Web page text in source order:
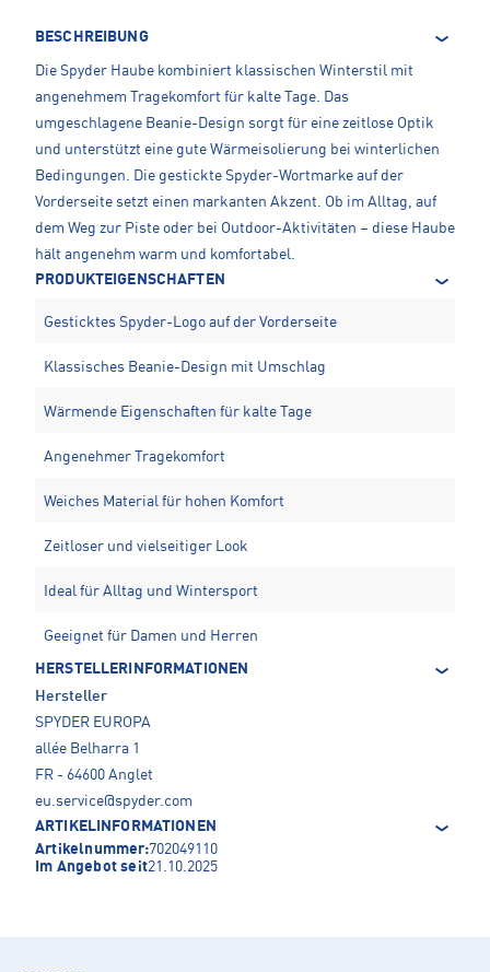
BESCHREIBUNG
Die Spyder Haube kombiniert klassischen Winterstil mit
angenehmem Tragekomfort für kalte Tage. Das
umgeschlagene Beanie-Design sorgt für eine zeitlose Optik
und unterstützt eine gute Wärmeisolierung bei winterlichen
Bedingungen. Die gestickte Spyder-Wortmarke auf der
Vorderseite setzt einen markanten Akzent. Ob im Alltag, auf
dem Weg zur Piste oder bei Outdoor-Aktivitäten – diese Haube
hält angenehm warm und komfortabel.
PRODUKTEIGENSCHAFTEN
Gesticktes Spyder-Logo auf der Vorderseite
Klassisches Beanie-Design mit Umschlag
Wärmende Eigenschaften für kalte Tage
Angenehmer Tragekomfort
Weiches Material für hohen Komfort
Zeitloser und vielseitiger Look
Ideal für Alltag und Wintersport
Geeignet für Damen und Herren
HERSTELLERINFORMATIONEN
Hersteller
SPYDER EUROPA
allée Belharra 1
FR - 64600 Anglet
eu.service@spyder.com
ARTIKELINFORMATIONEN
Artikelnummer:702049110
Im Angebot seit21.10.2025